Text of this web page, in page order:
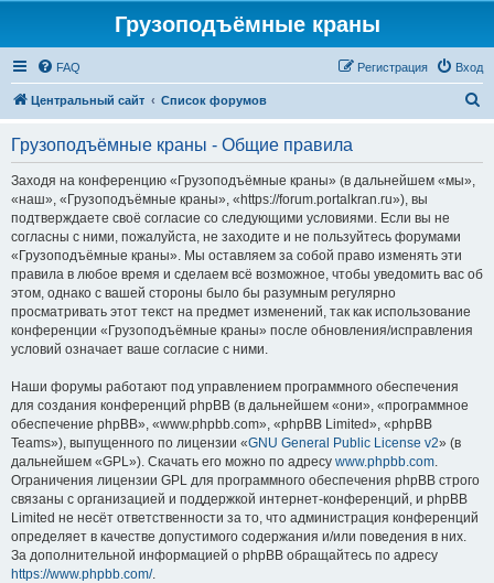
Грузоподъёмные краны
FAQ Вход
Регистрация
Центральный сайт Список форумов
Грузоподъёмные краны - Общие правила
Заходя на конференцию «Грузоподъёмные краны» (в дальнейшем «мы»,
«наш», «Грузоподъёмные краны», «https://forum.portalkran.ru»), вы
подтверждаете своё согласие со следующими условиями. Если вы не
согласны с ними, пожалуйста, не заходите и не пользуйтесь форумами
«Грузоподъёмные краны». Мы оставляем за собой право изменять эти
правила в любое время и сделаем всё возможное, чтобы уведомить вас об
этом, однако с вашей стороны было бы разумным регулярно
просматривать этот текст на предмет изменений, так как использование
конференции «Грузоподъёмные краны» после обновления/исправления
условий означает ваше согласие с ними.
Наши форумы работают под управлением программного обеспечения
для создания конференций phpBB (в дальнейшем «они», «программное
обеспечение phpBB», «www.phpbb.com», «phpBB Limited», «phpBB
Teams»), выпущенного по лицензии «GNU General Public License v2» (в
дальнейшем «GPL»). Скачать его можно по адресу www.phpbb.com.
Ограничения лицензии GPL для программного обеспечения phpBB строго
связаны с организацией и поддержкой интернет-конференций, и phpBB
Limited не несёт ответственности за то, что администрация конференций
определяет в качестве допустимого содержания и/или поведения в них.
За дополнительной информацией о phpBB обращайтесь по адресу
https://www.phpbb.com/.